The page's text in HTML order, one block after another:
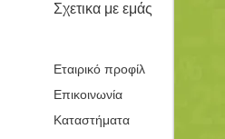
Σχετικα με εμάς
Εταιρικό προφίλ
Επικοινωνία
Καταστήματα